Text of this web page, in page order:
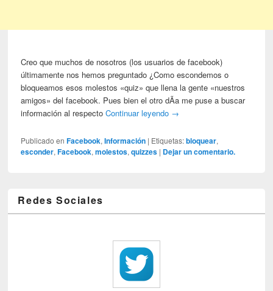
Creo que muchos de nosotros (los usuarios de facebook)
últimamente nos hemos preguntado ¿Como escondemos o
bloqueamos esos molestos «quiz» que llena la gente «nuestros
amigos» del facebook. Pues bien el otro dÃ­a me puse a buscar
información al respectoContinuar leyendo →
Publicado en Facebook,Información | Etiquetas: bloquear,
esconder,Facebook,molestos,quizzes | Dejar un comentario.
Redes Sociales